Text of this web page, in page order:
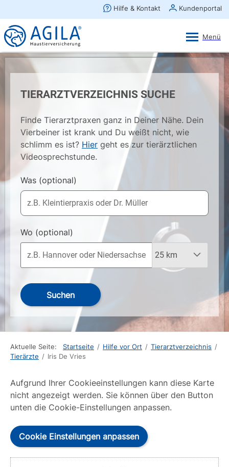
TIERARZTVERZEICHNIS SUCHE
Finde Tierarztpraxen ganz in Deiner Nähe. Dein
Vierbeiner ist krank und Du weißt nicht, wie
schlimm es ist? Hier geht es zur tierärztlichen
Videosprechstunde.
Was (optional)
Wo (optional)
Suchen
Aktuelle Seite: Startseite / Hilfe vor Ort / Tierarztverzeichnis /
Tierärzte / Iris De Vries
Aufgrund Ihrer Cookieeinstellungen kann diese Karte
nicht angezeigt werden. Sie können über den Button
unten die Cookie-Einstellungen anpassen.
Cookie Einstellungen anpassen
×
AGILA Kunden-App
Gratis - Im Play Store laden
Ansehen